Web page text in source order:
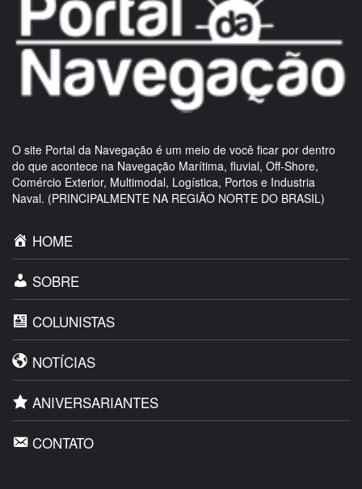
O site Portal da Navegação é um meio de você ficar por dentro
do que acontece na Navegação Marítima, fluvial, Off-Shore,
Comércio Exterior, Multimodal, Logística, Portos e Industria
Naval. (PRINCIPALMENTE NA REGIÃO NORTE DO BRASIL)
HOME
SOBRE
COLUNISTAS
NOTÍCIAS
ANIVERSARIANTES
CONTATO